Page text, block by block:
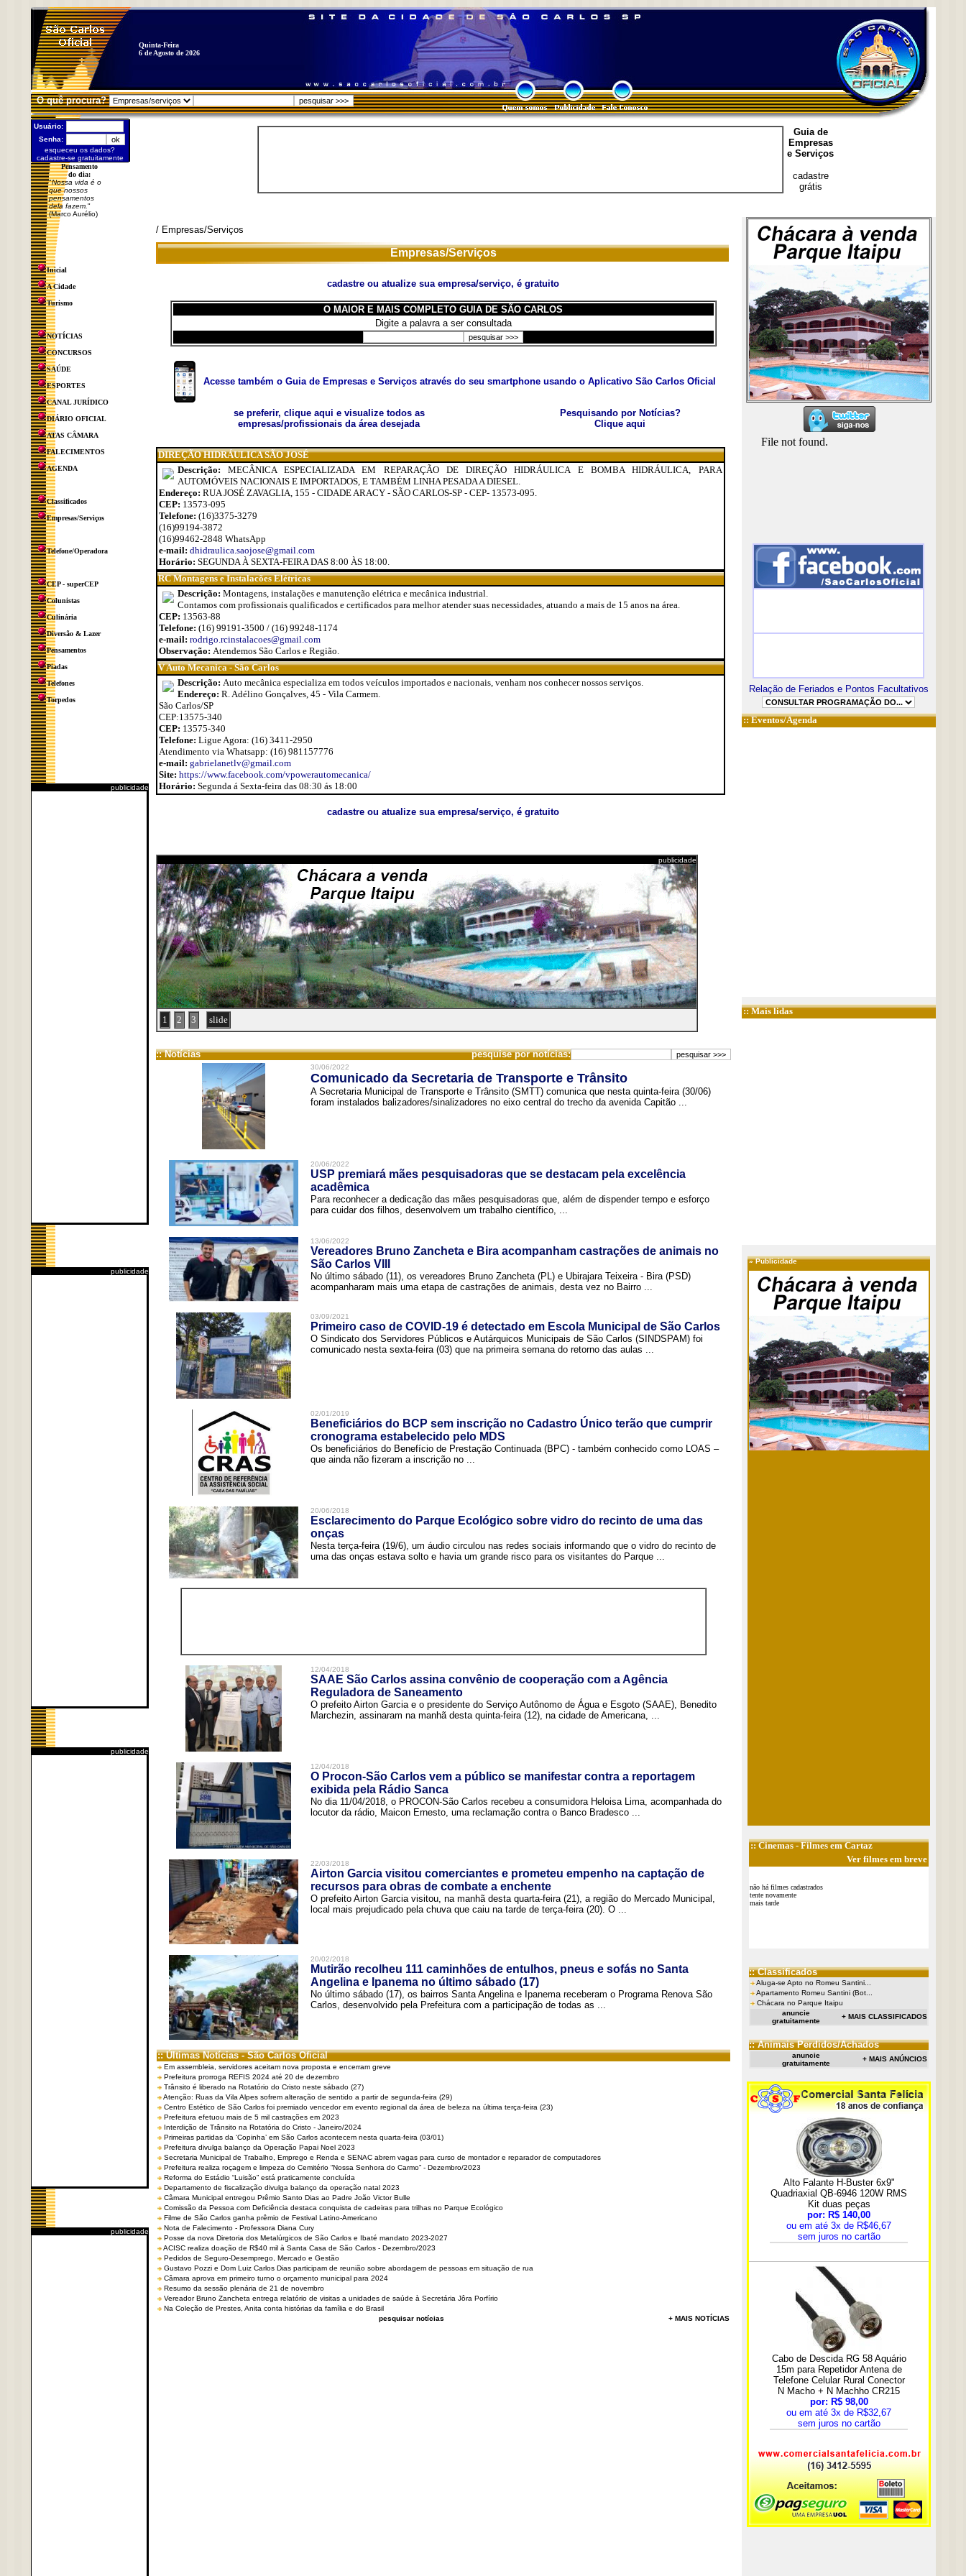
Quinta-Feira
6 de Agosto de 2026
O quê procura?
Usuário:
Senha:
esqueceu os dados?
cadastre-se gratuitamente
Pensamento
do dia:
"Nossa vida é o
que nossos
pensamentos
dela fazem. "
(Marco Aurélio)
Inicial
A Cidade
Turismo
NOTÍCIAS
CONCURSOS
SAÚDE
ESPORTES
CANAL JURÍDICO
DIÁRIO OFICIAL
ATAS CÂMARA
FALECIMENTOS
AGENDA
Classificados
Empresas/Serviços
Telefone/Operadora
CEP - superCEP
Colunistas
Culinária
Diversão & Lazer
Pensamentos
Piadas
Telefones
Torpedos
publicidade
publicidade
publicidade
publicidade
Guia de
Empresas
e Serviços
cadastre
grátis
/ Empresas/Serviços
Empresas/Serviços
cadastre ou atualize sua empresa/serviço, é gratuito
O MAIOR E MAIS COMPLETO GUIA DE SÃO CARLOS
Digite a palavra a ser consultada
Acesse também o Guia de Empresas e Serviços através do seu smartphone usando o Aplicativo São Carlos Oficial
se preferir, clique aqui e visualize todos as
empresas/profissionais da área desejada
Pesquisando por Notícias?
Clique aqui
DIREÇÃO HIDRÁULICA SÃO JOSÉ
Descrição: MECÂNICA ESPECIALIZADA EM REPARAÇÃO DE DIREÇÃO HIDRÁULICA E BOMBA HIDRÁULICA, PARA
AUTOMÓVEIS NACIONAIS E IMPORTADOS, E TAMBÉM LINHA PESADA A DIESEL.
Endereço: RUA JOSÉ ZAVAGLIA, 155 - CIDADE ARACY - SÃO CARLOS-SP - CEP- 13573-095.
CEP: 13573-095
Telefone: (16)3375-3279
(16)99194-3872
(16)99462-2848 WhatsApp
e-mail: dhidraulica.saojose@gmail.com
Horário: SEGUNDA À SEXTA-FEIRA DAS 8:00 ÀS 18:00.
RC Montagens e Instalacões Elétricas
Descrição: Montagens, instalações e manutenção elétrica e mecânica industrial.
Contamos com profissionais qualificados e certificados para melhor atender suas necessidades, atuando a mais de 15 anos na área.
CEP: 13563-88
Telefone: (16) 99191-3500 / (16) 99248-1174
e-mail: rodrigo.rcinstalacoes@gmail.com
Observação: Atendemos São Carlos e Região.
V Auto Mecanica - São Carlos
Descrição: Auto mecânica especializa em todos veículos importados e nacionais, venham nos conhecer nossos serviços.
Endereço: R. Adélino Gonçalves, 45 - Vila Carmem.
São Carlos/SP
CEP:13575-340
CEP: 13575-340
Telefone: Ligue Agora: (16) 3411-2950
Atendimento via Whatsapp: (16) 981157776
e-mail: gabrielanetlv@gmail.com
Site: https://www.facebook.com/vpowerautomecanica/
Horário: Segunda á Sexta-feira das 08:30 ás 18:00
cadastre ou atualize sua empresa/serviço, é gratuito
publicidade
1 2 3 slide
:: Notícias pesquise por notícias:
30/06/2022
Comunicado da Secretaria de Transporte e Trânsito
A Secretaria Municipal de Transporte e Trânsito (SMTT) comunica que nesta quinta-feira (30/06)
foram instalados balizadores/sinalizadores no eixo central do trecho da avenida Capitão ...
20/06/2022
USP premiará mães pesquisadoras que se destacam pela excelência
acadêmica
Para reconhecer a dedicação das mães pesquisadoras que, além de dispender tempo e esforço
para cuidar dos filhos, desenvolvem um trabalho científico, ...
13/06/2022
Vereadores Bruno Zancheta e Bira acompanham castrações de animais no
São Carlos VIII
No último sábado (11), os vereadores Bruno Zancheta (PL) e Ubirajara Teixeira - Bira (PSD)
acompanharam mais uma etapa de castrações de animais, desta vez no Bairro ...
03/09/2021
Primeiro caso de COVID-19 é detectado em Escola Municipal de São Carlos
O Sindicato dos Servidores Públicos e Autárquicos Municipais de São Carlos (SINDSPAM) foi
comunicado nesta sexta-feira (03) que na primeira semana do retorno das aulas ...
02/01/2019
Beneficiários do BCP sem inscrição no Cadastro Único terão que cumprir
cronograma estabelecido pelo MDS
Os beneficiários do Benefício de Prestação Continuada (BPC) - também conhecido como LOAS –
que ainda não fizeram a inscrição no ...
20/06/2018
Esclarecimento do Parque Ecológico sobre vidro do recinto de uma das
onças
Nesta terça-feira (19/6), um áudio circulou nas redes sociais informando que o vidro do recinto de
uma das onças estava solto e havia um grande risco para os visitantes do Parque ...
12/04/2018
SAAE São Carlos assina convênio de cooperação com a Agência
Reguladora de Saneamento
O prefeito Airton Garcia e o presidente do Serviço Autônomo de Água e Esgoto (SAAE), Benedito
Marchezin, assinaram na manhã desta quinta-feira (12), na cidade de Americana, ...
12/04/2018
O Procon-São Carlos vem a público se manifestar contra a reportagem
exibida pela Rádio Sanca
No dia 11/04/2018, o PROCON-São Carlos recebeu a consumidora Heloisa Lima, acompanhada do
locutor da rádio, Maicon Ernesto, uma reclamação contra o Banco Bradesco ...
22/03/2018
Airton Garcia visitou comerciantes e prometeu empenho na captação de
recursos para obras de combate a enchente
O prefeito Airton Garcia visitou, na manhã desta quarta-feira (21), a região do Mercado Municipal,
local mais prejudicado pela chuva que caiu na tarde de terça-feira (20). O ...
20/02/2018
Mutirão recolheu 111 caminhões de entulhos, pneus e sofás no Santa
Angelina e Ipanema no último sábado (17)
No último sábado (17), os bairros Santa Angelina e Ipanema receberam o Programa Renova São
Carlos, desenvolvido pela Prefeitura com a participação de todas as ...
:: Últimas Notícias - São Carlos Oficial
Em assembleia, servidores aceitam nova proposta e encerram greve
Prefeitura prorroga REFIS 2024 até 20 de dezembro
Trânsito é liberado na Rotatório do Cristo neste sábado (27)
Atenção: Ruas da Vila Alpes sofrem alteração de sentido a partir de segunda-feira (29)
Centro Estético de São Carlos foi premiado vencedor em evento regional da área de beleza na última terça-feira (23)
Prefeitura efetuou mais de 5 mil castrações em 2023
Interdição de Trânsito na Rotatória do Cristo - Janeiro/2024
Primeiras partidas da ‘Copinha’ em São Carlos acontecem nesta quarta-feira (03/01)
Prefeitura divulga balanço da Operação Papai Noel 2023
Secretaria Municipal de Trabalho, Emprego e Renda e SENAC abrem vagas para curso de montador e reparador de computadores
Prefeitura realiza roçagem e limpeza do Cemitério “Nossa Senhora do Carmo” - Dezembro/2023
Reforma do Estádio “Luisão” está praticamente concluída
Departamento de fiscalização divulga balanço da operação natal 2023
Câmara Municipal entregou Prêmio Santo Dias ao Padre João Victor Bulle
Comissão da Pessoa com Deficiência destaca conquista de cadeiras para trilhas no Parque Ecológico
Filme de São Carlos ganha prêmio de Festival Latino-Americano
Nota de Falecimento - Professora Diana Cury
Posse da nova Diretoria dos Metalúrgicos de São Carlos e Ibaté mandato 2023-2027
ACISC realiza doação de R$40 mil à Santa Casa de São Carlos - Dezembro/2023
Pedidos de Seguro-Desemprego, Mercado e Gestão
Gustavo Pozzi e Dom Luiz Carlos Dias participam de reunião sobre abordagem de pessoas em situação de rua
Câmara aprova em primeiro turno o orçamento municipal para 2024
Resumo da sessão plenária de 21 de novembro
Vereador Bruno Zancheta entrega relatório de visitas a unidades de saúde à Secretária Jôra Porfírio
Na Coleção de Prestes, Anita conta histórias da família e do Brasil
pesquisar notícias
+ MAIS NOTÍCIAS
Relação de Feriados e Pontos Facultativos
::Eventos/Agenda
:: Mais lidas
»Publicidade
::Cinemas- Filmes em Cartaz
Ver filmes em breve
não há filmes cadastrados
tente novamente
mais tarde
:: Classificados
Aluga-se Apto no Romeu Santini...
Apartamento Romeu Santini (Bot...
Chácara no Parque Itaipu
anuncie
gratuitamente
+ MAIS CLASSIFICADOS
:: Animais Perdidos/Achados
anuncie
gratuitamente
+ MAIS ANÚNCIOS